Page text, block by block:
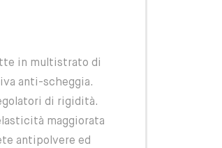
in multistrato di
anti-scheggia.
di rigidità.
maggiorata
antipolvere ed